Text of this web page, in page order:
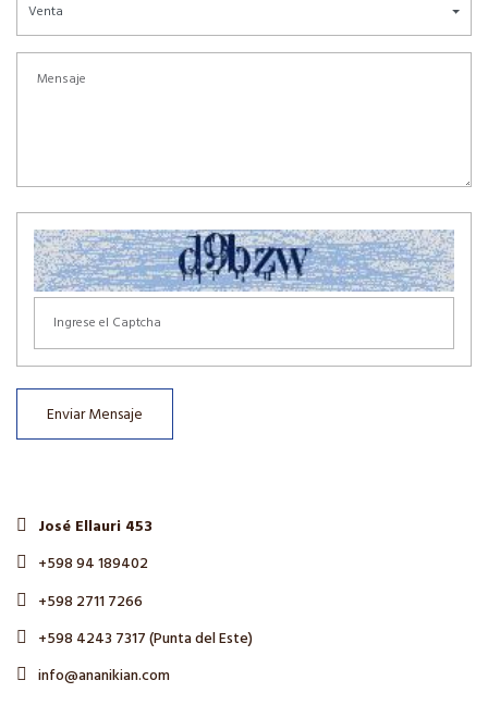
Venta
Enviar Mensaje
José Ellauri 453
+598 94 189402
+598 2711 7266
+598 4243 7317 (Punta del Este)
info@ananikian.com